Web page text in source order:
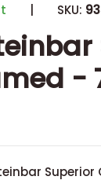
| SKU:
-
Superior